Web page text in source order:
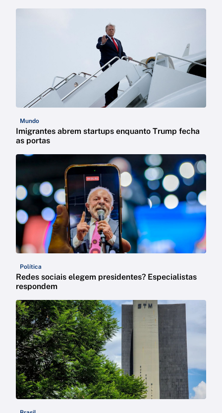
Mundo
Imigrantes abrem startups enquanto Trump fecha
as portas
Política
Redes sociais elegem presidentes? Especialistas
respondem